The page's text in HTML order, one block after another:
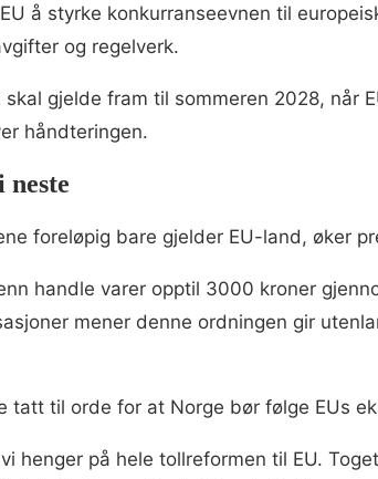
å styrke konkurranseevnen til
og regelverk.
skal gjelde fram til sommeren 2028, når
håndteringen.
neste
foreløpig bare gjelder EU-land, øker
handle varer opptil 3000 kroner
mener denne ordningen gir
tatt til orde for at Norge bør følge EUs
henger på hele tollreformen til EU.